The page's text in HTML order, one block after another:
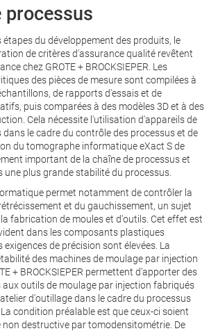
processus
étapes du développement des produits, le
de critères d'assurance qualité revêtent
chez GROTE + BROCKSIEPER. Les
des pièces de mesure sont compilées à
de rapports d'essais et de
puis comparées à des modèles 3D et à des
Cela nécessite l'utilisation d'appareils de
le cadre du contrôle des processus et de
du tomographe informatique eXact S de
important de la chaîne de processus et
plus grande stabilité du processus.
permet notamment de contrôler la
et du gauchissement, un sujet
fabrication de moules et d'outils. Cet effet est
dans les composants plastiques
de précision sont élevées. La
des machines de moulage par injection
+ BROCKSIEPER permettent d'apporter des
outils de moulage par injection fabriqués
d'outillage dans le cadre du processus
condition préalable est que ceux-ci soient
non destructive par tomodensitométrie. De